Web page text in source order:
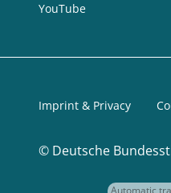
YouTube
© Deutsche
Imprint & Privacy
Automatic